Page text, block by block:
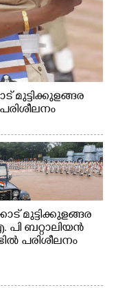
മുട്ടിക്കുളങ്ങര
മുട്ടിക്കുളങ്ങര
പി ബറ്റാലിയൻ
പരിശീലനം